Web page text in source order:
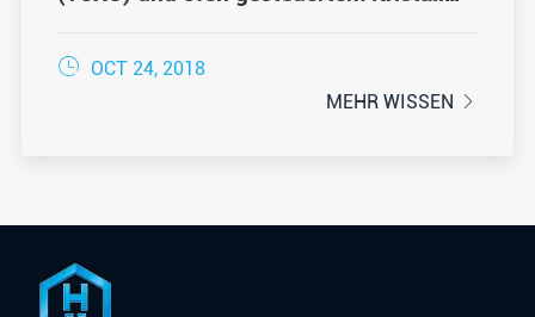
 OCT 24, 2018
MEHR WISSEN
